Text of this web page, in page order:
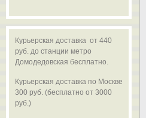
Курьерская доставка от 440
руб. до станции метро
Домодедовская бесплатно.
Курьерская доставка по Москве
300 руб. (бесплатно от 3000
руб.)